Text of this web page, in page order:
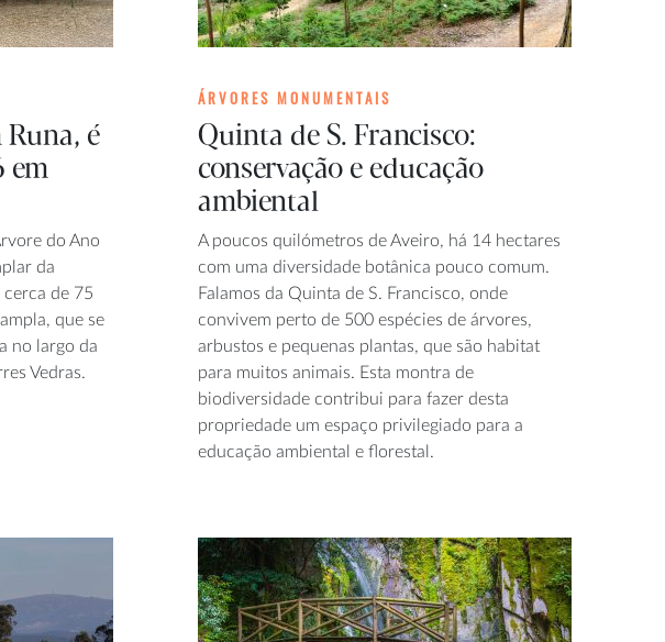
é
em
do Ano
da
de 75
que se
no largo da
Vedras.
ÁRVORES MONUMENTAIS
Quinta de S. Francisco:
conservação e educação
ambiental
A poucos quilómetros de Aveiro, há 14 hectares
com uma diversidade botânica pouco comum.
Falamos da Quinta de S. Francisco, onde
convivem perto de 500 espécies de árvores,
arbustos e pequenas plantas, que são habitat
para muitos animais. Esta montra de
biodiversidade contribui para fazer desta
propriedade um espaço privilegiado para a
educação ambiental e florestal.